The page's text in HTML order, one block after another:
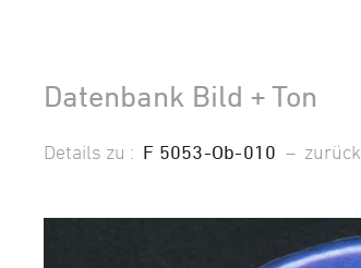
Datenbank Bild + Ton
Details zu : F 5053-Ob-010 – zurück